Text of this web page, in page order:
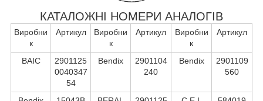
КАТАЛОЖНІ НОМЕРИ АНАЛОГІВ
Виробни
к
Артикул
Виробни
к
Артикул
Виробни
к
Артикул
BAIC
2901125
0040347
54
Bendix
2901104
240
Bendix
2901109
560